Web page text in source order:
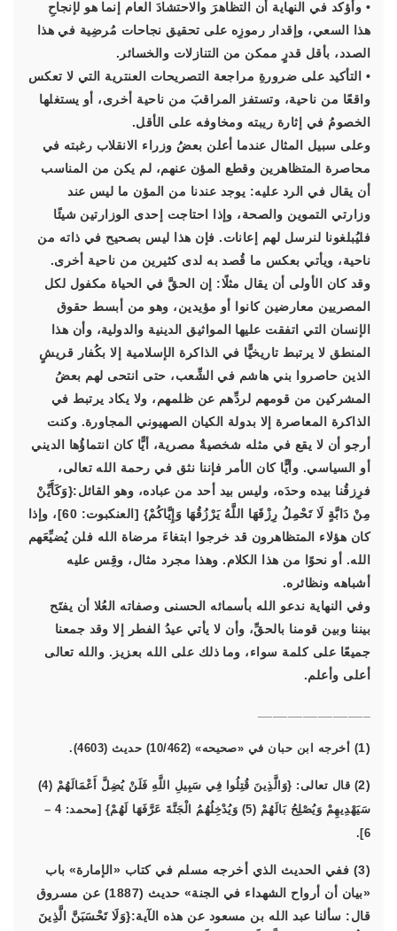
• وأؤكد في النهاية أن التظاهرَ والاحتشادَ العام إنما هو لإنجاحِ
هذا السعي، وإقدار رموزِه على تحقيق نجاحات مُرضِية في هذا
الصدد، بأقل قدرٍ ممكن من التنازلات والخسائر.
• التأكيد على ضرورةِ مراجعة التصريحات العنترية التي لا تعكس
واقعًا من ناحية، وتستفز المراقبَ من ناحية أخرى، أو يستغلها
الخصومُ في إثارة ريبته ومخاوفه على الأقل.
وعلى سبيل المثال عندما أعلن بعضُ وزراء الانقلاب رغبته في
محاصرة المتظاهرين وقطع المؤن عنهم، لم يكن من المناسب
أن يقال في الرد عليه: يوجد عندنا من المؤن ما ليس عند
وزارتي التموين والصحة، وإذا احتاجت إحدى الوزارتين شيئًا
فليُبلغونا لنرسل لهم إعانات. فإن هذا ليس بصحيح في ذاته من
ناحية، ويأتي بعكس ما قُصد به لدى كثيرين من ناحية أخرى.
وقد كان الأولى أن يقال مثلًا: إن الحقَّ في الحياة مكفول لكل
المصريين معارضين كانوا أو مؤيدين، وهو من أبسط حقوق
الإنسان التي اتفقت عليها المواثيق الدينية والدولية، وأن هذا
المنطق لا يرتبط تاريخيًّا في الذاكرة الإسلامية إلا بكُفار قريشٍ
الذين حاصروا بني هاشم في الشِّعب، حتى انتحى لهم بعضُ
المشركين من قومهم لردِّهم عن ظلمهم، ولا يكاد يرتبط في
الذاكرة المعاصرة إلا بدولة الكيان الصهيوني المجاورة. وكنت
أرجو أن لا يقع في مثله شخصيةٌ مصرية، أيًّا كان انتماؤُها الديني
أو السياسي. وأيًّا كان الأمر فإننا نثق في رحمة الله تعالى،
فرِزقُنا بيده وحدَه، وليس بيد أحد من عباده، وهو القائل:{وَكَأَيِّنْ
مِنْ دَابَّةٍ لَا تَحْمِلُ رِزْقَهَا اللَّهُ يَرْزُقُهَا وَإِيَّاكُمْ} [العنكبوت: 60]، وإذا
كان هؤلاء المتظاهرون قد خرجوا ابتغاءَ مرضاة الله فلن يُضيِّعَهم
الله. أو نحوًا من هذا الكلام. وهذا مجرد مثال، وقِس عليه
أشباهه ونظائره.
وفي النهاية ندعو الله بأسمائه الحسنى وصفاته العُلا أن يفتَح
بيننا وبين قومنا بالحقِّ، وأن لا يأتي عيدُ الفطر إلا وقد جمعنا
جميعًا على كلمة سواء، وما ذلك على الله بعزيز. والله تعالى
أعلى وأعلم.
(1 ) أخرجه ابن حبان في «صحيحه» (10/462) حديث (4603).
(2
) قال تعالى: {وَالَّذِينَ قُتِلُوا فِي سَبِيلِ اللَّهِ فَلَنْ يُضِلَّ أَعْمَالَهُمْ (4)
سَيَهْدِيهِمْ وَيُصْلِحُ بَالَهُمْ (5) وَيُدْخِلُهُمُ الْجَنَّةَ عَرَّفَهَا لَهُمْ} [محمد: 4 –
6].
(3) ففي الحديث الذي أخرجه مسلم في كتاب «الإمارة» باب
«بيان أن أرواح الشهداء في الجنة» حديث (1887) عن مسروق
قال: سألنا عبد الله بن مسعود عن هذه الآية:{وَلَا تَحْسَبَنَّ الَّذِينَ